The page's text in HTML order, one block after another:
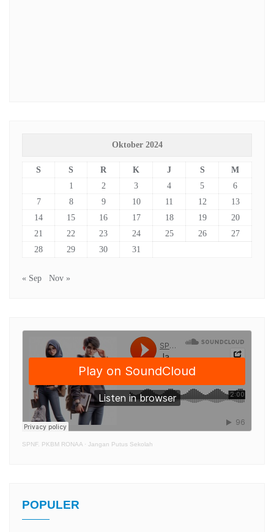
Oktober 2024
S S R K J S
M
1
2 3 4 5
6
7
8 9 10 11 12
13
14
15 16 17 18 19
20
21
22 23 24 25 26
27
28
29 30 31
« Sep Nov »
SPNF. PKBM RONAA · Jangan Putus Sekolah
POPULER